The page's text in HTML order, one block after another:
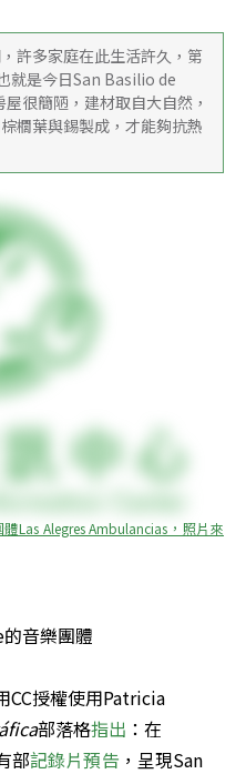
許多家庭在此生活許久，第
就是今日San Basilio de
很簡陋，建材取自大自然，
櫚葉與錫製成，才能夠抗熱
Las Alegres Ambulancias，照片來
音樂團體
授權使用Patricia
部落格指出 ：在
部記錄片預告 ，呈現San